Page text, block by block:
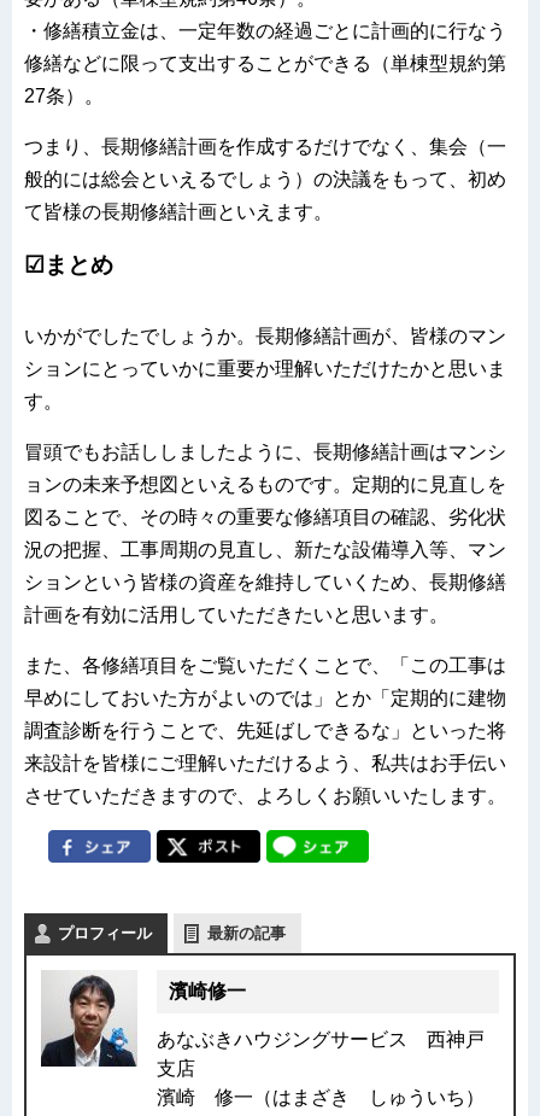
・修繕積立金は、一定年数の経過ごとに計画的に行なう
修繕などに限って支出することができる（単棟型規約第
27条）。
つまり、長期修繕計画を作成するだけでなく、集会（一
般的には総会といえるでしょう）の決議をもって、初め
て皆様の長期修繕計画といえます。
☑まとめ
いかがでしたでしょうか。長期修繕計画が、皆様のマン
ションにとっていかに重要か理解いただけたかと思いま
す。
冒頭でもお話ししましたように、長期修繕計画はマンシ
ョンの未来予想図といえるものです。定期的に見直しを
図ることで、その時々の重要な修繕項目の確認、劣化状
況の把握、工事周期の見直し、新たな設備導入等、マン
ションという皆様の資産を維持していくため、長期修繕
計画を有効に活用していただきたいと思います。
また、各修繕項目をご覧いただくことで、「この工事は
早めにしておいた方がよいのでは」とか「定期的に建物
調査診断を行うことで、先延ばしできるな」といった将
来設計を皆様にご理解いただけるよう、私共はお手伝い
させていただきますので、よろしくお願いいたします。
プロフィール 最新の記事
濱崎修一
あなぶきハウジングサービス 西神戸
支店
濱崎 修一（はまざき しゅういち）